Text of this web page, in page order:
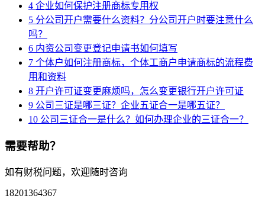
4 企业如何保护注册商标专用权
5 分公司开户需要什么资料？分公司开户时要注意什么
吗？
6 内资公司变更登记申请书如何填写
7 个体户如何注册商标，个体工商户申请商标的流程费
用和资料
8 开户许可证变更麻烦吗，怎么变更银行开户许可证
9 公司三证是哪三证？企业五证合一是哪五证？
10 公司三证合一是什么？如何办理企业的三证合一？
需要帮助？
如有财税问题，欢迎随时咨询
18201364367